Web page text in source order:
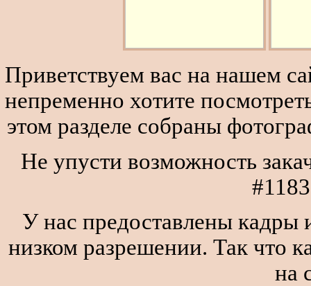
Приветствуем вас на нашем
непременно хотите
этом разделе собраны
Не упусти возможность
У нас предоставлены кадры
низком разрешении. Так что
на